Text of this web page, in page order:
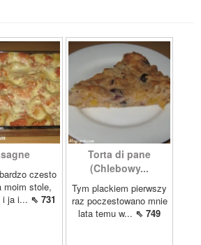
czesto
moim stole,
i ja i... ⇖ 731
Torta di pane
(Chlebowy...
Tym plackiem pierwszy
raz poczestowano mnie
lata temu w... ⇖ 749